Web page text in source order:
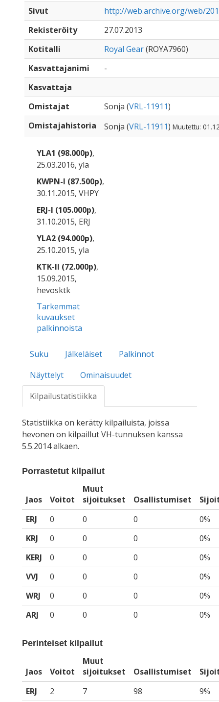
Sivut
http://web.archive.org/web/
Rekisteröity
27.07.2013
Kotitalli
Royal Gear(ROYA7960)
Kasvattajanimi
-
Kasvattaja
Omistajat
Sonja (VRL-11911)
Omistajahistoria
Sonja (VRL-11911) Muutettu:
YLA1 (98.000p),
25.03.2016, yla
KWPN-I (87.500p),
30.11.2015, VHPY
ERJ-I (105.000p),
31.10.2015, ERJ
YLA2 (94.000p),
25.10.2015, yla
KTK-II (72.000p),
15.09.2015,
hevosktk
Tarkemmat
kuvaukset
palkinnoista
Suku Jälkeläiset
Palkinnot
Näyttelyt
Ominaisuudet
Kilpailustatistiikka
Statistiikka on kerätty kilpailuista, joissa
hevonen on kilpaillut VH-tunnuksen kanssa
5.5.2014 alkaen.
Porrastetut kilpailut
Jaos Voitot
Muut
sijoitukset
Osallistumiset
ERJ
0 0 0
0%
KRJ
0 0 0
0%
KERJ
0 0 0
0%
VVJ
0 0 0
0%
WRJ
0 0 0
0%
ARJ
0 0 0 0%
Perinteiset kilpailut
Jaos Voitot
Muut
sijoitukset
Osallistumiset
ERJ
2 7 98 9%